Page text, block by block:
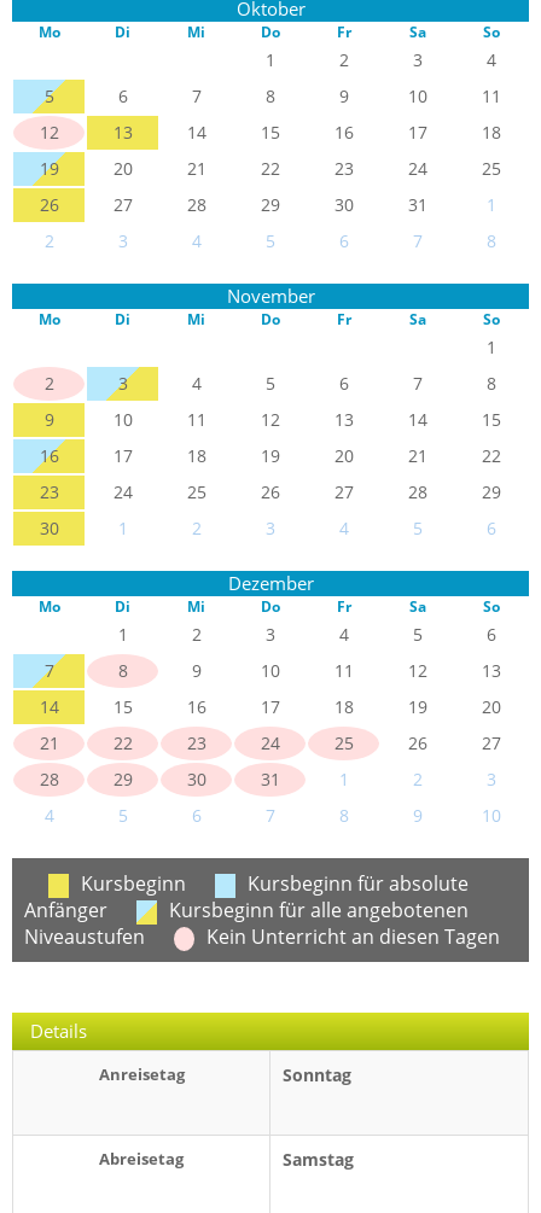
Oktober
Mo Di Mi Do Fr Sa So
1 2 3
4
5
6 7 8 9 10
11
12
13 14 15 16 17
18
19
20 21 22 23 24
25
26
27 28 29 30 31
1
2
3 4 5 6 7 8
November
Mo Di Mi Do Fr Sa So
1
2
3 4 5 6 7
8
9
10 11 12 13 14
15
16
17 18 19 20 21
22
23
24 25 26 27 28
29
30
1 2 3 4 5 6
Dezember
Mo Di Mi Do Fr Sa So
1 2 3 4 5
6
7
8 9 10 11 12
13
14
15 16 17 18 19
20
21
22 23 24 25 26
27
28
29 30 31 1 2
3
4
5 6 7 8 9 10
Kursbeginn
Kursbeginn für absolute
Anfänger
Kursbeginn für alle angebotenen
Niveaustufen
Kein Unterricht an diesen Tagen
Details
Anreisetag Sonntag
Abreisetag Samstag